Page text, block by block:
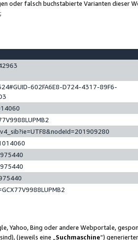
oder falsch buchstabierte Varianten dieser
602FA6E8-D724-4317-89F6-
Yahoo, Bing oder andere Webportale,
(jeweils eine „ Suchmaschine“)